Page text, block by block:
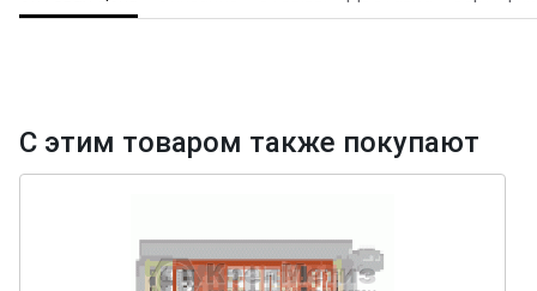
С этим товаром также покупают